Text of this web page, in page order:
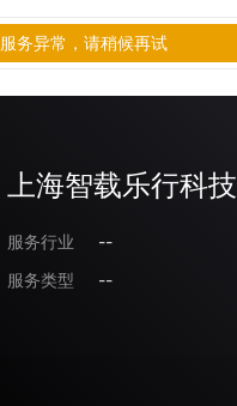
上海智载乐行科
服务行业
--
服务类型
--
服务异常，请稍候再试